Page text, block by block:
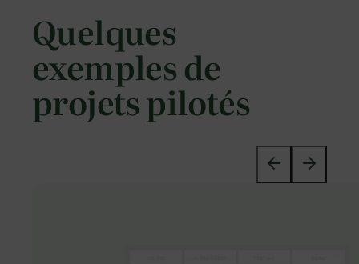
Quelques
exemples de
projets pilotés